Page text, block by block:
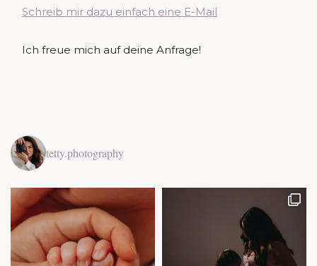
Schreib mir dazu einfach eine E-Mail
Ich freue mich auf deine Anfrage!
tetty.photography